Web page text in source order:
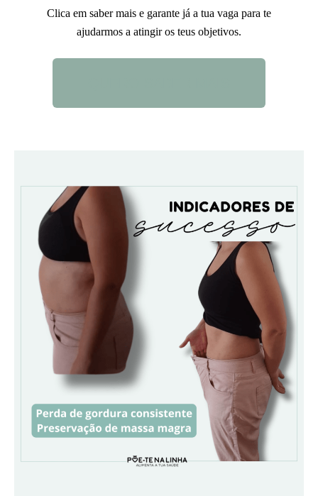
Clica em saber mais e garante já a tua vaga para te
ajudarmos a atingir os teus objetivos.